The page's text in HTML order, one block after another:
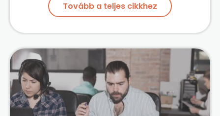
Tovább a teljes cikkhez